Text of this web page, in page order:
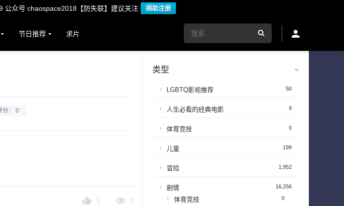
公众号 chaospace2018【防失联】建议关注 捐助注册
节日推荐 求片
分： 0
5 0
类型
LGBTQ影视推荐 50
人生必看的经典电影 9
体育竞技 0
儿童 199
冒险 1,952
剧情 16,256
体育竞技 0